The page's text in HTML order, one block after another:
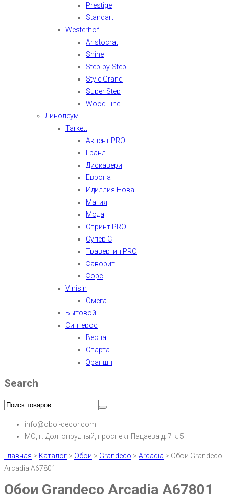
Prestige
Standart
Westerhof
Aristocrat
Shine
Step-by-Step
Style Grand
Super Step
Wood Line
Линолеум
Tarkett
Акцент PRO
Гранд
Дискавери
Европа
Идиллия Нова
Магия
Мода
Спринт PRO
Супер С
Травертин PRO
Фаворит
Форс
Vinisin
Омега
Бытовой
Синтерос
Весна
Спарта
Эрапшн
Search
info@oboi-decor.com
МО, г. Долгопрудный, проспект Пацаева д. 7 к. 5
Главная > Каталог > Обои > Grandeco > Arcadia > Обои Grandeco
Arcadia A67801
Обои Grandeco Arcadia A67801